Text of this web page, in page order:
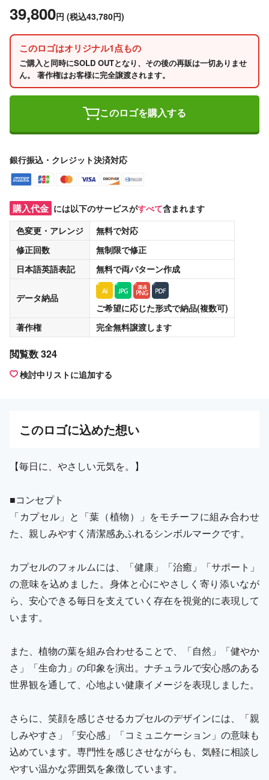
39,800円 (税込43,780円)
このロゴはオリジナル1点もの
ご購入と同時にSOLD OUTとなり、その後の再販は一切ありませ
ん。 著作権はお客様に完全譲渡されます。
このロゴを購入する
銀行振込・クレジット決済対応
購入代金 には以下のサービスがすべて含まれます
色変更・アレンジ
無料で対応
修正回数
無制限で修正
日本語英語表記
無料で両パターン作成
データ納品
ご希望に応じた形式で納品(複数可)
著作権
完全無料譲渡します
閲覧数 324
検討中リストに追加する
このロゴに込めた想い
【毎日に、やさしい元気を。】
■コンセプト
「カプセル」と「葉（植物）」をモチーフに組み合わせ
た、親しみやすく清潔感あふれるシンボルマークです。
カプセルのフォルムには、「健康」「治癒」「サポート」
の意味を込めました。身体と心にやさしく寄り添いなが
ら、安心できる毎日を支えていく存在を視覚的に表現して
います。
また、植物の葉を組み合わせることで、「自然」「健やか
さ」「生命力」の印象を演出。ナチュラルで安心感のある
世界観を通して、心地よい健康イメージを表現しました。
さらに、笑顔を感じさせるカプセルのデザインには、「親
しみやすさ」「安心感」「コミュニケーション」の意味も
込めています。専門性を感じさせながらも、気軽に相談し
やすい温かな雰囲気を象徴しています。